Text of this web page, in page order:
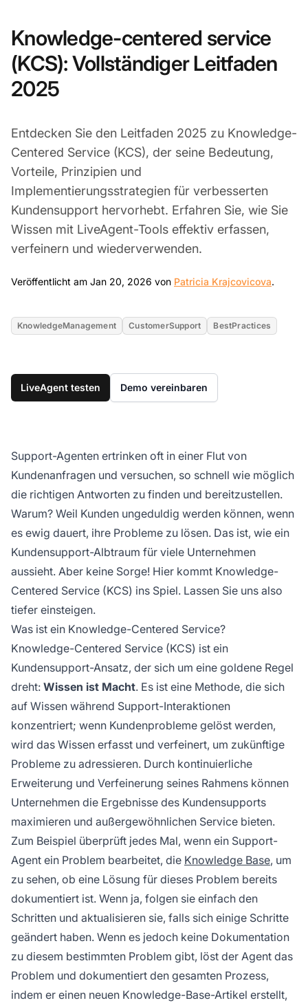
Knowledge-centered service
(KCS): Vollständiger Leitfaden
2025
Entdecken Sie den Leitfaden 2025 zu Knowledge-
Centered Service (KCS), der seine Bedeutung,
Vorteile, Prinzipien und
Implementierungsstrategien für verbesserten
Kundensupport hervorhebt. Erfahren Sie, wie Sie
Wissen mit LiveAgent-Tools effektiv erfassen,
verfeinern und wiederverwenden.
Veröffentlicht am Jan 20, 2026 von Patricia Krajcovicova.
KnowledgeManagement CustomerSupport BestPractices
LiveAgent testen Demo vereinbaren
Support-Agenten ertrinken oft in einer Flut von
Kundenanfragen und versuchen, so schnell wie möglich
die richtigen Antworten zu finden und bereitzustellen.
Warum? Weil Kunden ungeduldig werden können, wenn
es ewig dauert, ihre Probleme zu lösen. Das ist, wie ein
Kundensupport-Albtraum für viele Unternehmen
aussieht. Aber keine Sorge! Hier kommt Knowledge-
Centered Service (KCS) ins Spiel. Lassen Sie uns also
tiefer einsteigen.
Was ist ein Knowledge-Centered Service?
Knowledge-Centered Service (KCS) ist ein
Kundensupport-Ansatz, der sich um eine goldene Regel
dreht: Wissen ist Macht. Es ist eine Methode, die sich
auf Wissen während Support-Interaktionen
konzentriert; wenn Kundenprobleme gelöst werden,
wird das Wissen erfasst und verfeinert, um zukünftige
Probleme zu adressieren. Durch kontinuierliche
Erweiterung und Verfeinerung seines Rahmens können
Unternehmen die Ergebnisse des Kundensupports
maximieren und außergewöhnlichen Service bieten.
Zum Beispiel überprüft jedes Mal, wenn ein Support-
Agent ein Problem bearbeitet, die Knowledge Base, um
zu sehen, ob eine Lösung für dieses Problem bereits
dokumentiert ist. Wenn ja, folgen sie einfach den
Schritten und aktualisieren sie, falls sich einige Schritte
geändert haben. Wenn es jedoch keine Dokumentation
zu diesem bestimmten Problem gibt, löst der Agent das
Problem und dokumentiert den gesamten Prozess,
indem er einen neuen Knowledge-Base-Artikel erstellt,